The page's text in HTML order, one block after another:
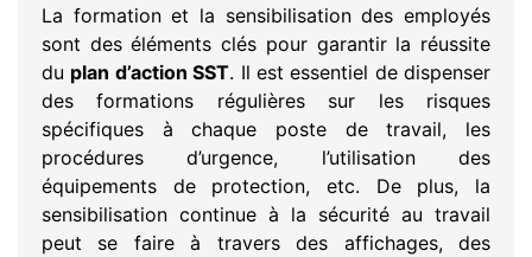
La formation et la sensibilisation des employés
sont des éléments clés pour garantir la réussite
du plan d’action SST. Il est essentiel de dispenser
des formations régulières sur les risques
spécifiques à chaque poste de travail, les
procédures d’urgence, l’utilisation des
équipements de protection, etc. De plus, la
sensibilisation continue à la sécurité au travail
peut se faire à travers des affichages, des